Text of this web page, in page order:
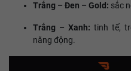
Trắng – Đen – Gold: sắc
Trắng – Xanh: tinh tế,
năng động.